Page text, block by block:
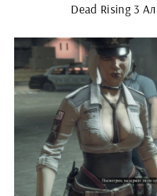
Dead Rising 3